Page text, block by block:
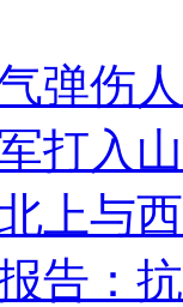
弹伤
打入
上与
告：